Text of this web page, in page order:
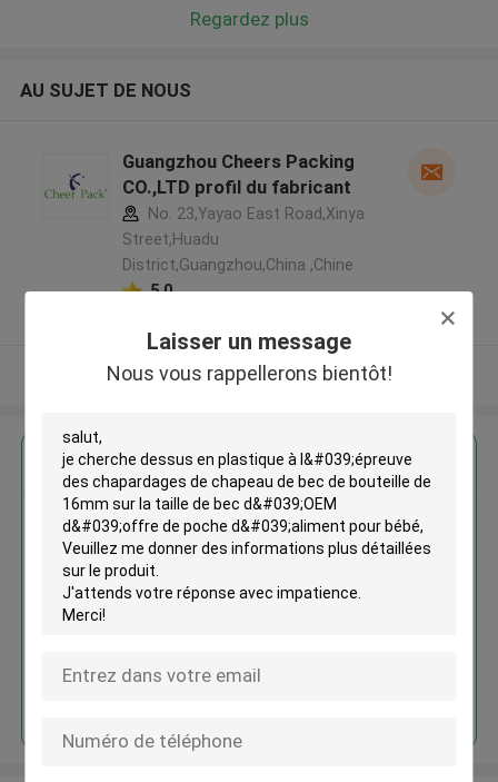
Laisser un message
Nous vous rappellerons bientôt!
Regardez plus
AU SUJET DE NOUS
Guangzhou Cheers Packing
CO.,LTD profil du fabricant
No. 23,Yayao East Road,Xinya
Street,Huadu
District,Guangzhou,China ,Chine
5.0
Regardez plus
Dessus en plastique à l'épreuve
des chapardages de chapeau de
taille de bec d'OEM d'offre de